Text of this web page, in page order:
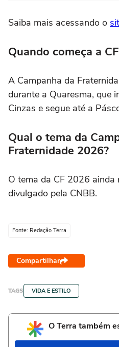
Saiba mais acessando o
Quando começa a
A Campanha da
durante a Quaresma, que
Cinzas e segue até a
Qual o tema da
Fraternidade 2026?
O tema da CF 2026 ainda
divulgado pela CNBB.
Fonte: Redação Terra
Compartilhar
TAGS VIDA E ESTILO
O Terra também